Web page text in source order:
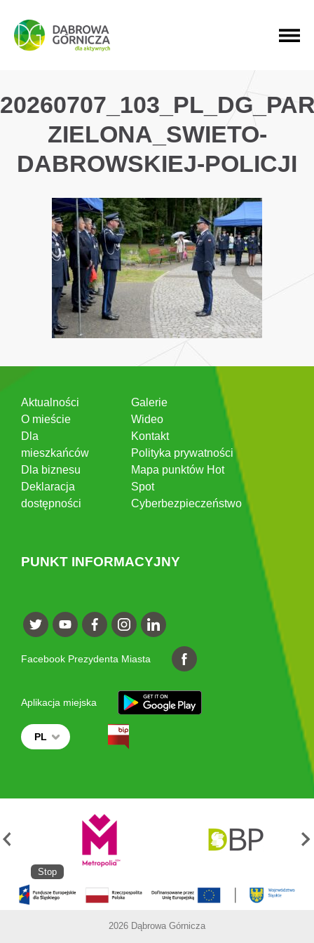
PRZEJDŹ DO MENU GŁÓWNEGO
PRZEJDŹ DO WYSZUKIWARKI
PRZEJDŹ DO TREŚCI
ZIELONA_SWIETO-
DABROWSKIEJ-POLICJI
Aktualności
O mieście
Dla
mieszkańców
Dla biznesu
Deklaracja
dostępności
Galerie
Wideo
Kontakt
Polityka prywatności
Mapa punktów Hot
Spot
Cyberbezpieczeństwo
PUNKT INFORMACYJNY
Facebook Prezydenta Miasta
Aplikacja miejska
PL
Stop
2026 Dąbrowa Górnicza